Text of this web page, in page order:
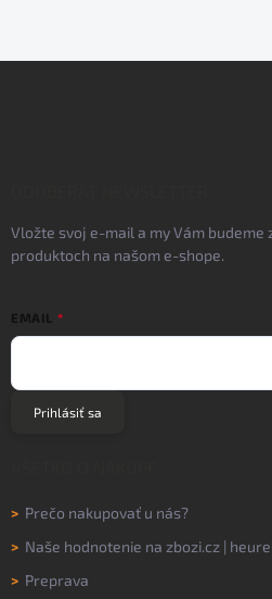
Vložte svoj e-mail a my Vám budeme
produktoch na našom e-shope.
EMAIL
Prihlásiť sa
> Prečo nakupovať u nás?
> Naše hodnotenie na zbozi.cz |
> Preprava